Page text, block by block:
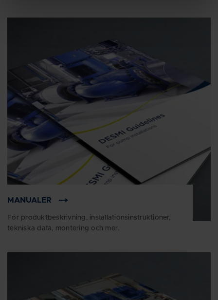
MANUALER
För produktbeskrivning, installationsinstruktioner,
tekniska data, montering och mer.